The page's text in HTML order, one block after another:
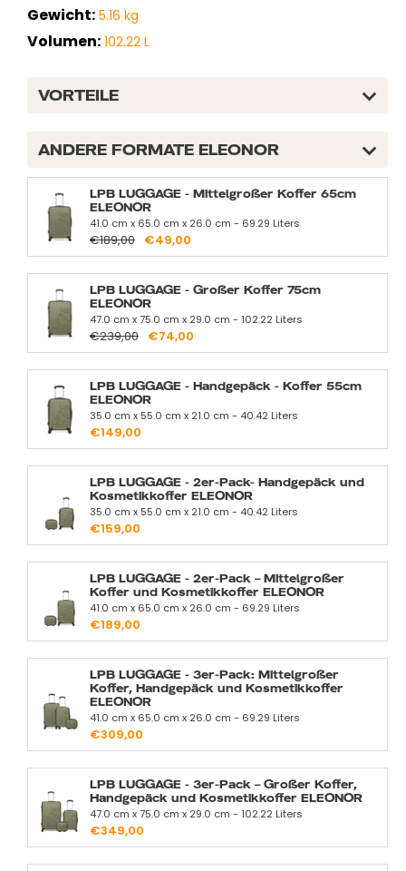
Gewicht: 5.16 kg
Volumen: 102.22 L
VORTEILE
ANDERE FORMATE ELEONOR
LPB LUGGAGE - Mittelgroßer Koffer 65cm
ELEONOR
41.0 cm x 65.0 cm x 26.0 cm - 69.29 Liters
€189,00 €49,00
LPB LUGGAGE - Großer Koffer 75cm
ELEONOR
47.0 cm x 75.0 cm x 29.0 cm - 102.22 Liters
€239,00 €74,00
LPB LUGGAGE - Handgepäck - Koffer 55cm
ELEONOR
35.0 cm x 55.0 cm x 21.0 cm - 40.42 Liters
€149,00
LPB LUGGAGE - 2er-Pack- Handgepäck und
Kosmetikkoffer ELEONOR
35.0 cm x 55.0 cm x 21.0 cm - 40.42 Liters
€159,00
LPB LUGGAGE - 2er-Pack – Mittelgroßer
Koffer und Kosmetikkoffer ELEONOR
41.0 cm x 65.0 cm x 26.0 cm - 69.29 Liters
€189,00
LPB LUGGAGE - 3er-Pack: Mittelgroßer
Koffer, Handgepäck und Kosmetikkoffer
ELEONOR
41.0 cm x 65.0 cm x 26.0 cm - 69.29 Liters
€309,00
LPB LUGGAGE - 3er-Pack – Großer Koffer,
Handgepäck und Kosmetikkoffer ELEONOR
47.0 cm x 75.0 cm x 29.0 cm - 102.22 Liters
€349,00